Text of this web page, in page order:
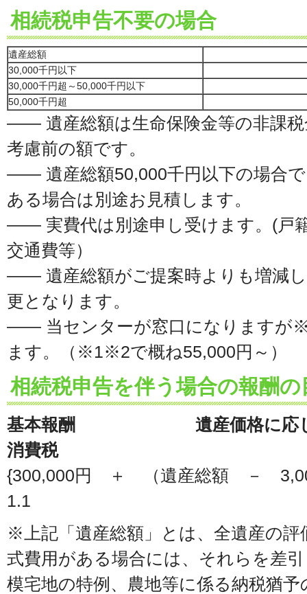
相続税申告不要の場合
遺産総額
30,000千円以下
30,000千円超～50,000千円以下
50,000千円超
―― 遺産総額は生命保険金等の非課税
考慮前の額です。
―― 遺産総額50,000千円以下の場合
ある場合は別途お見積します。
―― 実費代は別途申し受けます。(戸
交通費等）
―― 遺産総額がご提案時よりも増減
更となります。
―― 当センターが窓口になります
ます。（※1※2で概ね55,000円～）
相続税申告を伴う場合の報酬の
基本報酬 遺産価格
消費税
{300,000円 ＋ （遺産総額 －
1.1
※上記「遺産総額」とは、全遺産の評
式費用がある場合には、それらを差
模宅地の特例、農地等に係る納税猶